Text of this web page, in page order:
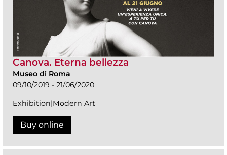
Canova. Eterna bellezza
Museo di Roma
09/10/2019 - 21/06/2020
Exhibition|Modern Art
Buy online